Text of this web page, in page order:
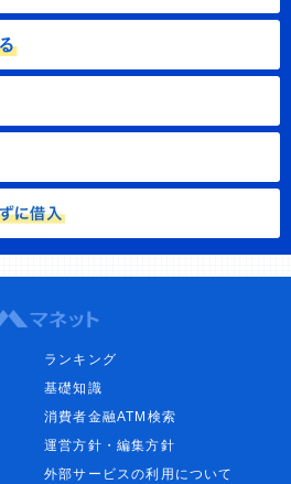
ランキング
基礎知識
消費者金融ATM検索
運営方針・編集方針
外部サービスの利用について